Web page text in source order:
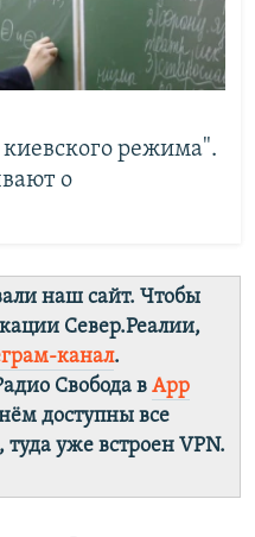
режима".
о
наш сайт. Чтобы
Север.Реалии,
канал.
Свобода в App
доступны все
уже встроен VPN.